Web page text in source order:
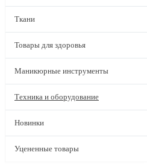
Ткани
Товары для здоровья
Маникюрные инструменты
Техника и оборудование
Новинки
Уцененные товары